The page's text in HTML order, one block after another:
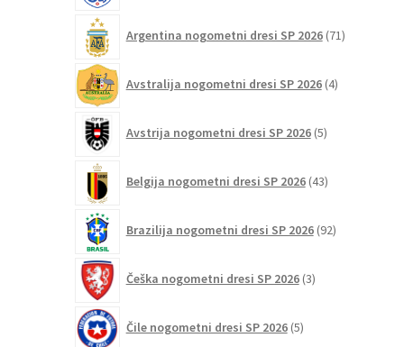
Argentina nogometni dresi SP 2026 71izdelkov
Avstralija nogometni dresi SP 2026 4izdelki
Avstrija nogometni dresi SP 2026 5izdelkov
Belgija nogometni dresi SP 2026 43izdelkov
Brazilija nogometni dresi SP 2026 92izdelkov
Češka nogometni dresi SP 2026 3izdelki
Čile nogometni dresi SP 2026 5izdelkov